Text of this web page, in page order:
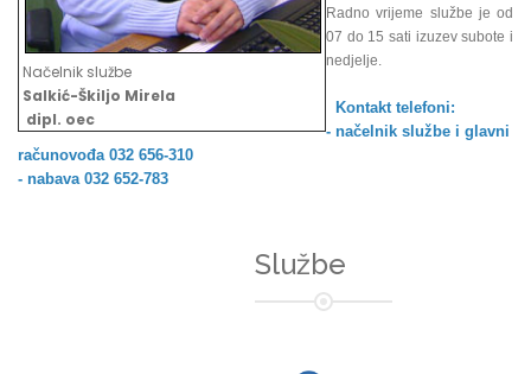
Načelnik službe
Salkić-Škiljo Mirela
dipl. oec
Radno vrijeme službe je od
07 do 15 sati izuzev subote i
nedjelje.
Kontakt telefoni:
- načelnik službe i glavni
računovođa 032 656-310
- nabava 032 652-783
Službe